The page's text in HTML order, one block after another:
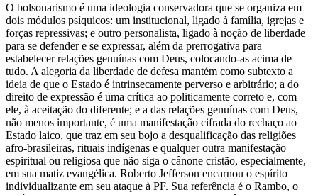
O bolsonarismo é uma ideologia conservadora que se organiza em
dois módulos psíquicos: um institucional, ligado à família, igrejas e
forças repressivas; e outro personalista, ligado à noção de liberdade
para se defender e se expressar, além da prerrogativa para
estabelecer relações genuínas com Deus, colocando-as acima de
tudo. A alegoria da liberdade de defesa mantém como subtexto a
ideia de que o Estado é intrinsecamente perverso e arbitrário; a do
direito de expressão é uma crítica ao politicamente correto e, com
ele, à aceitação do diferente; e a das relações genuínas com Deus,
não menos importante, é uma manifestação cifrada do rechaço ao
Estado laico, que traz em seu bojo a desqualificação das religiões
afro-brasileiras, rituais indígenas e qualquer outra manifestação
espiritual ou religiosa que não siga o cânone cristão, especialmente,
em sua matiz evangélica. Roberto Jefferson encarnou o espírito
individualizante em seu ataque à PF. Sua referência é o Rambo, o